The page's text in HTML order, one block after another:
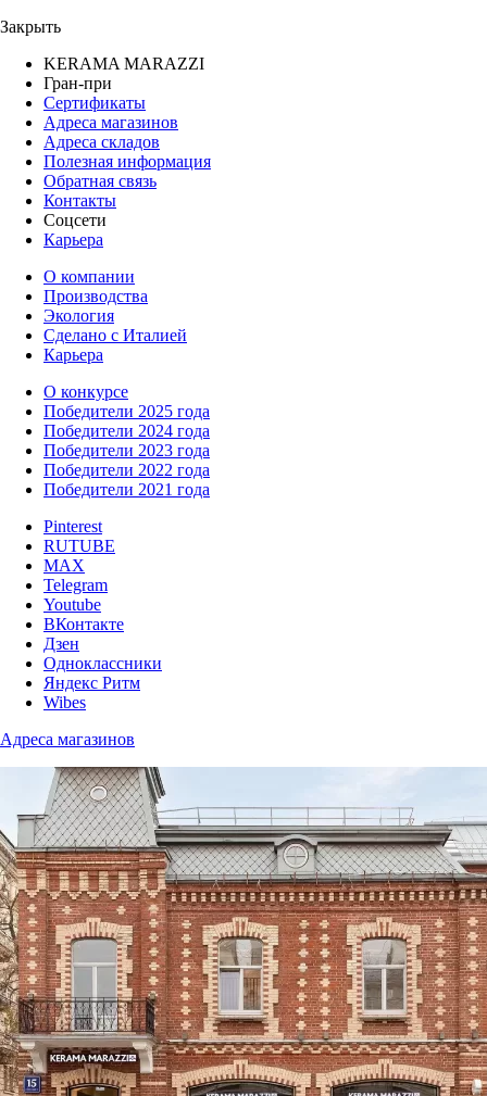
Закрыть
KERAMA MARAZZI
Гран-при
Сертификаты
Адреса магазинов
Адреса складов
Полезная информация
Обратная связь
Контакты
Соцсети
Карьера
О компании
Производства
Экология
Сделано с Италией
Карьера
О конкурсе
Победители 2025 года
Победители 2024 года
Победители 2023 года
Победители 2022 года
Победители 2021 года
Pinterest
RUTUBE
MAX
Telegram
Youtube
ВКонтакте
Дзен
Одноклассники
Яндекс Ритм
Wibes
Адреса магазинов